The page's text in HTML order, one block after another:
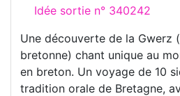
Idée sortie n° 340242
Une découverte de la Gwerz
bretonne) chant unique au
en breton. Un voyage de 10
tradition orale de Bretagne,